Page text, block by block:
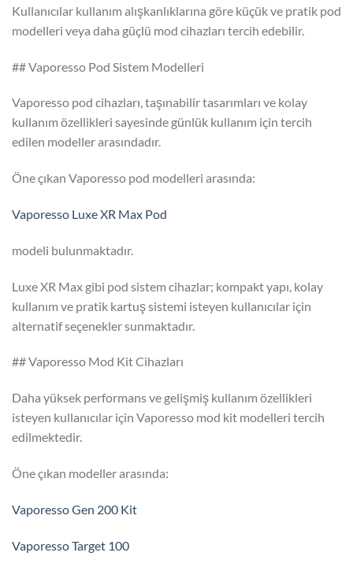
Kullanıcılar kullanım alışkanlıklarına göre küçük ve pratik pod
modelleri veya daha güçlü mod cihazları tercih edebilir.
## Vaporesso Pod Sistem Modelleri
Vaporesso pod cihazları, taşınabilir tasarımları ve kolay
kullanım özellikleri sayesinde günlük kullanım için tercih
edilen modeller arasındadır.
Öne çıkan Vaporesso pod modelleri arasında:
Vaporesso Luxe XR Max Pod
modeli bulunmaktadır.
Luxe XR Max gibi pod sistem cihazlar; kompakt yapı, kolay
kullanım ve pratik kartuş sistemi isteyen kullanıcılar için
alternatif seçenekler sunmaktadır.
## Vaporesso Mod Kit Cihazları
Daha yüksek performans ve gelişmiş kullanım özellikleri
isteyen kullanıcılar için Vaporesso mod kit modelleri tercih
edilmektedir.
Öne çıkan modeller arasında:
Vaporesso Gen 200 Kit
Vaporesso Target 100